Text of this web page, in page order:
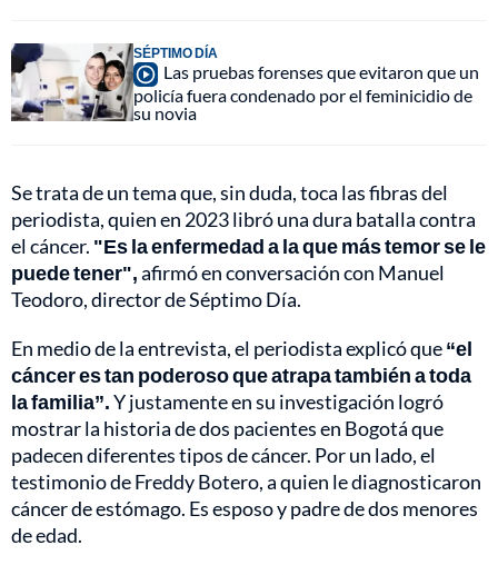
SÉPTIMO DÍA
Las pruebas forenses que evitaron que un
policía fuera condenado por el feminicidio de
su novia
Se trata de un tema que, sin duda, toca las fibras del
periodista, quien en 2023 libró una dura batalla contra
el cáncer. "Es la enfermedad a la que más temor se le
puede tener",afirmó en conversación con Manuel
Teodoro, director de Séptimo Día.
En medio de la entrevista, el periodista explicó que“el
cáncer es tan poderoso que atrapa también a toda
la familia”.Y justamente en su investigación logró
mostrar la historia de dos pacientes en Bogotá que
padecen diferentes tipos de cáncer. Por un lado, el
testimonio de Freddy Botero, a quien le diagnosticaron
cáncer de estómago. Es esposo y padre de dos menores
de edad.